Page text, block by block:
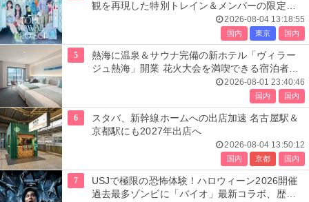
観を再現した特別トレイン＆メンバーの限定ア
2026-08-04 13:18:55
国内 東京 国内
5
熱海に温泉＆サウナ完備の新ホテル「ヴィラー
ジュ熱海」開業 花火大会を満喫できる宿泊者専
2026-08-01 23:40:46
国内 国内
6
スタバ、新幹線ホームへの出店加速 名古屋駅＆
京都駅にも2027年出店へ
2026-08-04 13:50:12
国内 京都 国内
7
USJで極限の恐怖体験！ハロウィーン2026開催
過去最多ゾンビに「バイオ」最新コラボ、歴代